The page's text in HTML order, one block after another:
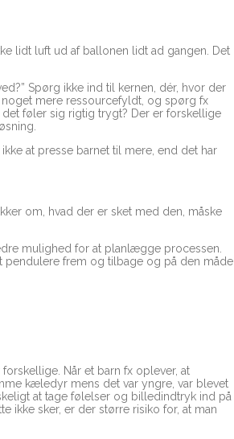
lidt luft ud af ballonen lidt ad gangen. Det
Spørg ikke ind til kernen, dér, hvor der
mere ressourcefyldt, og spørg fx
føler sig rigtig trygt? Der er forskellige
at presse barnet til mere, end det har
om, hvad der er sket med den, måske
mulighed for at planlægge processen.
pendulere frem og tilbage og på den måde
Når et barn fx oplever, at
kæledyr mens det var yngre, var blevet
at tage følelser og billedindtryk ind på
ikke sker, er der større risiko for, at man